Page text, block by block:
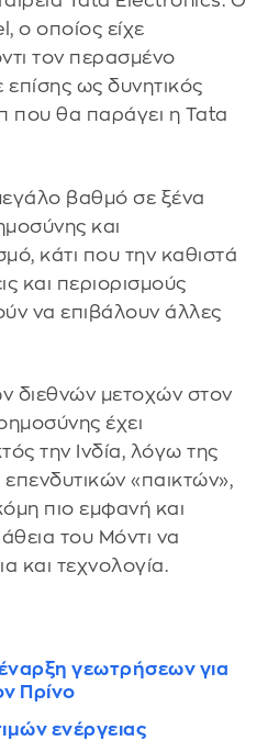
ο οποίος είχε
τον περασμένο
ως δυνητικός
που θα παράγει η Tata
βαθμό σε ξένα
και
κάτι που την καθιστά
και περιορισμούς
να επιβάλουν άλλες
διεθνών μετοχών στον
έχει
την Ινδία, λόγω της
«παικτών»,
πιο εμφανή και
του Μόντι να
και τεχνολογία.
γεωτρήσεων για
Πρίνο
ενέργειας